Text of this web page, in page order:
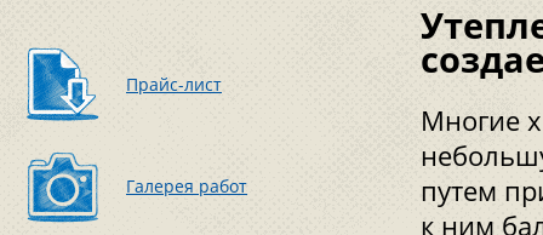
Прайс-лист
Галерея работ
Многие
путем
к ним